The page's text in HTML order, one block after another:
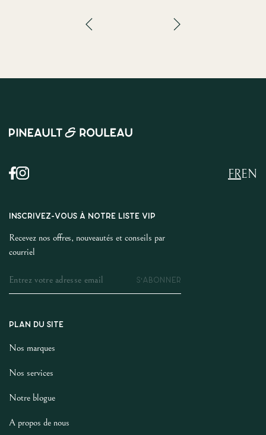
EN
FR
INSCRIVEZ-VOUS À NOTRE LISTE VIP
Recevez nos offres, nouveautés et conseils par
courriel
S'ABONNER
PLAN DU SITE
Nos marques
Nos services
Notre blogue
A propos de nous